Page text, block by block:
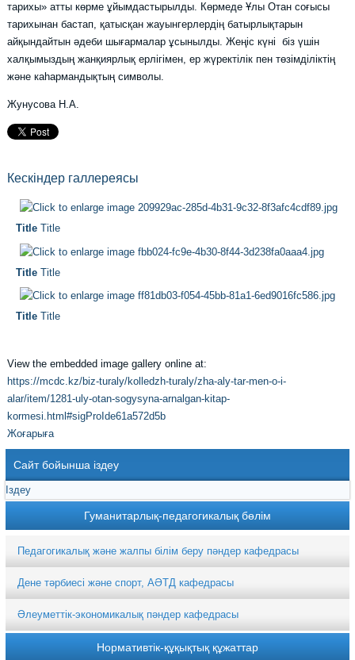
тарихы» атты көрме ұйымдастырылды. Көрмеде Ұлы Отан соғысы
тарихынан бастап, қатысқан жауынгерлердің батырлықтарын
айқындайтын әдеби шығармалар ұсынылды. Жеңіс күні біз үшін
халқымыздың жанқиярлық ерлігімен, ер жүректілік пен төзімділіктің
және каһармандықтың символы.
Жунусова Н.А.
Кескіндер галлереясы
Title Title
Title Title
Title Title
View the embedded image gallery online at:
https://mcdc.kz/biz-turaly/kolledzh-turaly/zha-aly-tar-men-o-i-
alar/item/1281-uly-otan-sogysyna-arnalgan-kitap-
kormesi.html#sigProIde61a572d5b
Жоғарыға
Сайт бойынша іздеу
Гуманитарлық-педагогикалық бөлім
Педагогикалық және жалпы білім беру пәндер кафедрасы
Дене тәрбиесі және спорт, АӘТД кафедрасы
Әлеуметтік-экономикалық пәндер кафедрасы
Нормативтік-құқықтық құжаттар